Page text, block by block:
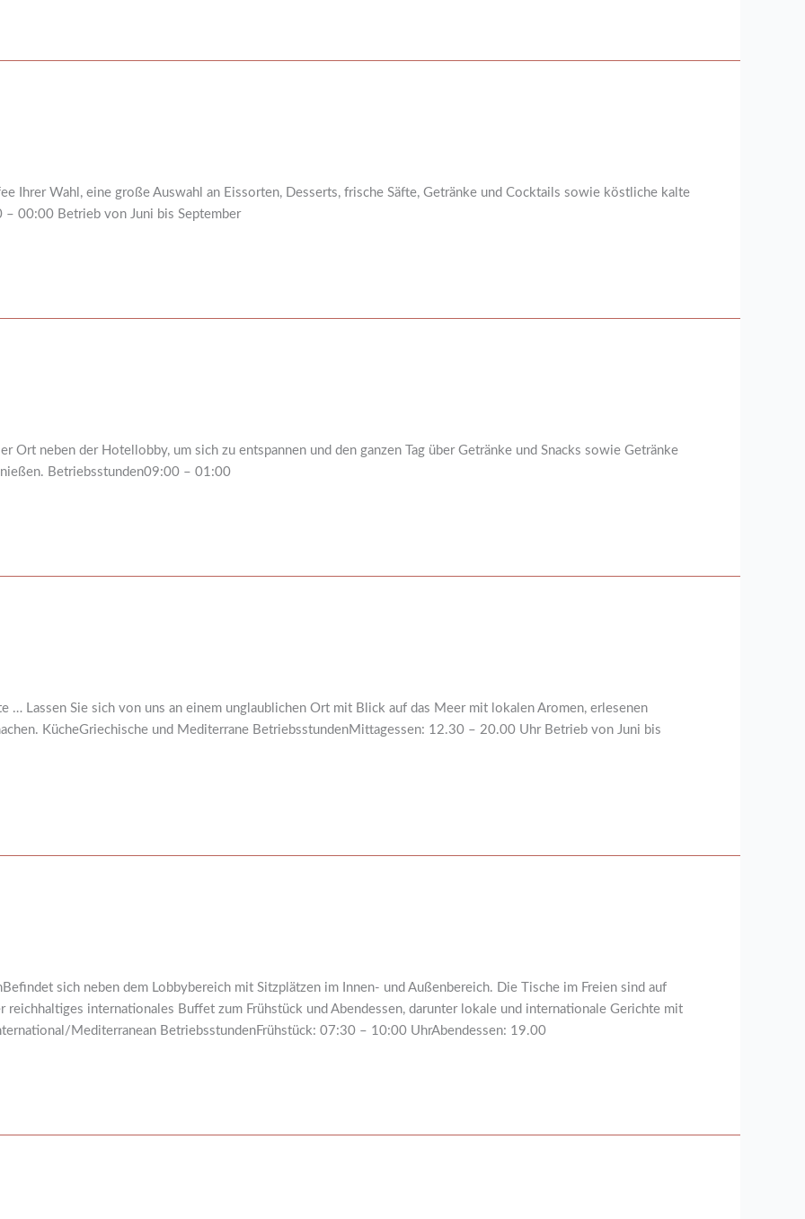
Ihrer Wahl, eine große Auswahl an Eissorten, Desserts, frische Säfte, Getränke und Cocktails sowie köstliche kalte
– 00:00 Betrieb von Juni bis September
Ort neben der Hotellobby, um sich zu entspannen und den ganzen Tag über Getränke und Snacks sowie Getränke
Betriebsstunden09:00 – 01:00
… Lassen Sie sich von uns an einem unglaublichen Ort mit Blick auf das Meer mit lokalen Aromen, erlesenen
KücheGriechische und Mediterrane BetriebsstundenMittagessen: 12.30 – 20.00 Uhr Betrieb von Juni bis
sich neben dem Lobbybereich mit Sitzplätzen im Innen- und Außenbereich. Die Tische im Freien sind auf
internationales Buffet zum Frühstück und Abendessen, darunter lokale und internationale Gerichte mit
Mediterranean BetriebsstundenFrühstück: 07:30 – 10:00 UhrAbendessen: 19.00